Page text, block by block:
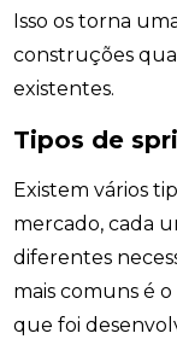
Isso os torna
construções
existentes.
Tipos de
Existem vários
mercado, cada
diferentes
mais comuns é o
que foi